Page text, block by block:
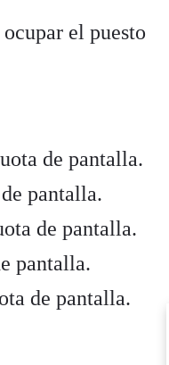
el puesto
de pantalla.
pantalla.
de pantalla.
pantalla.
de pantalla.